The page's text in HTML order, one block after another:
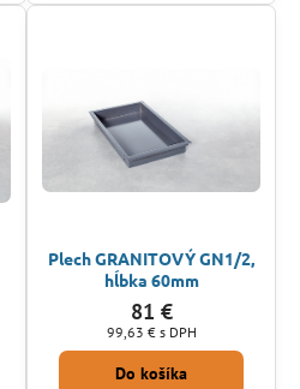
Plech GRANITOVÝ GN1/2,
hĺbka 60mm
81 €
99,63 € s DPH
Do košíka